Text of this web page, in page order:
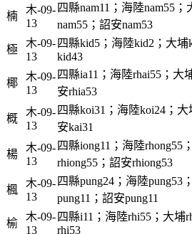
楠
木-09-
13
四縣nam11；海陸nam55；
nam55；詔安nam53
極
木-09-
13
四縣kid5；海陸kid2；大
kid43
椰
木-09-
13
四縣ia11；海陸rhai55；大
安rhia53
概
木-09-
13
四縣koi31；海陸koi24；
安kai31
楊
木-09-
13
四縣iong11；海陸rhong55
rhiong55；詔安rhiong53
楓
木-09-
13
四縣pung24；海陸pung53
pung11；詔安pung11
榆
木-09-
13
四縣i11；海陸rhi55；大埔
rhi53